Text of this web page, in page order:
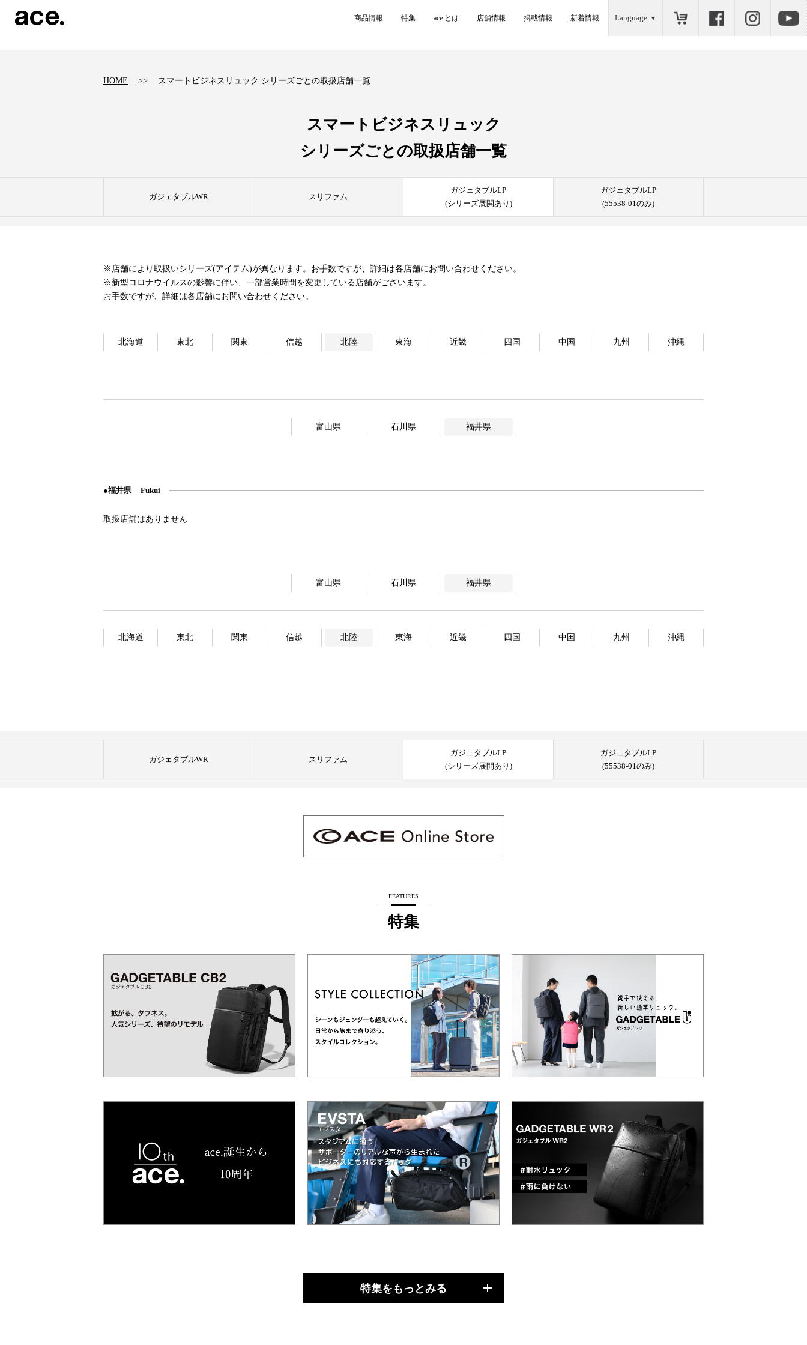
商品情報 特集 ace.とは 店舗情報 掲載情報 新着情報 Language
HOME スマートビジネスリュック シリーズごとの取扱店舗一覧
スマートビジネスリュック
シリーズごとの取扱店舗一覧
ガジェタブルWR スリファム
ガジェタブルLP
(シリーズ展開あり)
ガジェタブルLP
(55538-01のみ)
※店舗により取扱いシリーズ(アイテム)が異なります。お手数ですが、詳細は各店舗にお問い合わせください。
※新型コロナウイルスの影響に伴い、一部営業時間を変更している店舗がございます。
お手数ですが、詳細は各店舗にお問い合わせください。
北海道 東北 関東 信越 北陸 東海 近畿 四国 中国 九州 沖縄
富山県 石川県 福井県
福井県 Fukui
富山県 石川県 福井県
北海道 東北 関東 信越 北陸 東海 近畿 四国 中国 九州 沖縄
ガジェタブルWR スリファム
ガジェタブルLP
(シリーズ展開あり)
ガジェタブルLP
(55538-01のみ)
FEATURES
特集
特集をもっとみる